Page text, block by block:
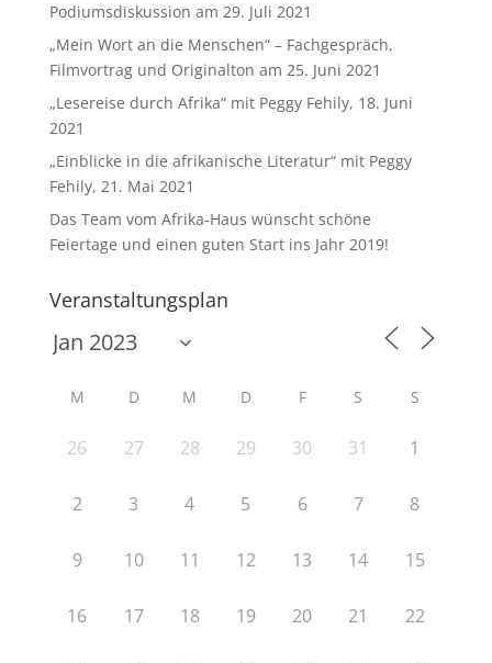
Podiumsdiskussion am 29. Juli 2021
„Mein Wort an die Menschen“ – Fachgespräch,
Filmvortrag und Originalton am 25. Juni 2021
„Lesereise durch Afrika“ mit Peggy Fehily, 18. Juni
2021
„Einblicke in die afrikanische Literatur“ mit Peggy
Fehily, 21. Mai 2021
Das Team vom Afrika-Haus wünscht schöne
Feiertage und einen guten Start ins Jahr 2019!
Veranstaltungsplan
M D M D F S S
26 27 28 29 30 31 1
2 3 4 5 6 7 8
9 10 11 12 13 14 15
16 17 18 19 20 21 22